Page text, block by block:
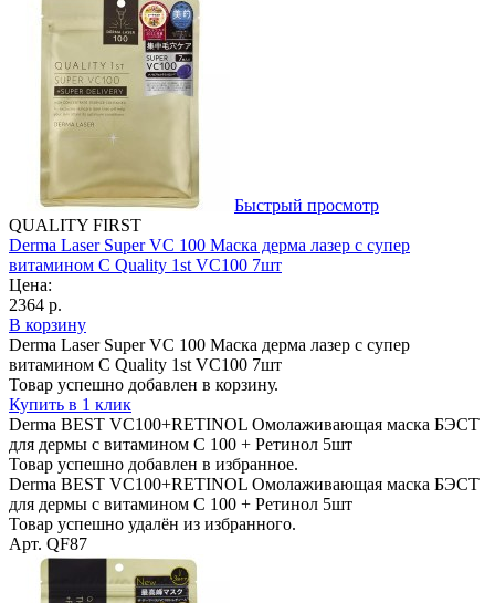
Быстрый просмотр
QUALITY FIRST
Derma Laser Super VC 100 Маска дерма лазер с супер
витамином С Quality 1st VC100 7шт
Цена:
2364 р.
В корзину
Derma Laser Super VC 100 Маска дерма лазер с супер
витамином С Quality 1st VC100 7шт
Товар успешно добавлен в корзину.
Купить в 1 клик
Derma BEST VC100+RETINOL Омолаживающая маска БЭСТ
для дермы с витамином С 100 + Ретинол 5шт
Товар успешно добавлен в избранное.
Derma BEST VC100+RETINOL Омолаживающая маска БЭСТ
для дермы с витамином С 100 + Ретинол 5шт
Товар успешно удалён из избранного.
Арт. QF87